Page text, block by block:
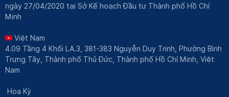
ngày 27/04/2020 tại Sở Kế hoạch Đầu tư Thành phố Hồ Chí
Minh
Việt Nam
4.09 Tầng 4 Khối LA.3, 381-383 Nguyễn Duy Trinh, Phường Bình
Trưng Tây, Thành phố Thủ Đức, Thành phố Hồ Chí Minh, Việt
Nam
Hoa Kỳ